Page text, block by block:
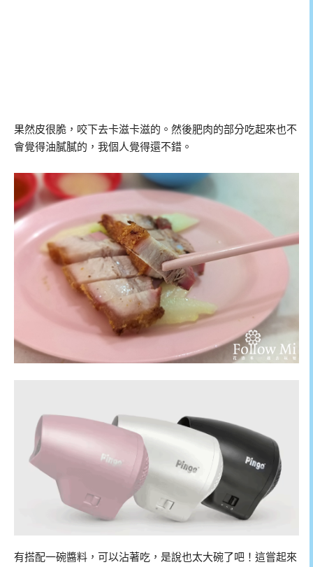
果然皮很脆，咬下去卡滋卡滋的。然後肥肉的部分吃起來也不
會覺得油膩膩的，我個人覺得還不錯。
有搭配一碗醬料，可以沾著吃，是說也太大碗了吧！這嘗起來